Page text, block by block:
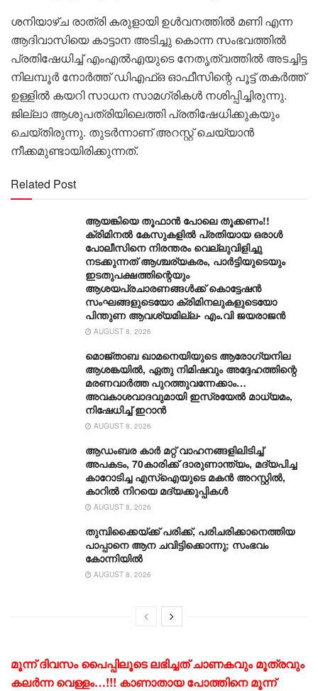
ശനിയാഴ്ച രാത്രി കരുളായി ഉൾവനത്തിൽ മണി എന്ന
ആദിവാസിയെ കാട്ടാന അടിച്ചു കൊന്ന സംഭവത്തിൽ
പ്രതിഷേധിച്ച് എംഎൽഎയുടെ നേതൃത്വത്തിൽ അടച്ചിട്ട
നിലമ്പൂർ നോർത്ത് ഡിഎഫ്ഒ ഓഫീസിന്റെ പൂട്ട് തകർത്ത്
ഉള്ളിൽ കയറി സാധന സാമഗ്രികൾ നശിപ്പിച്ചിരുന്നു.
ജില്ലാ ആശുപത്രിയിലെത്തി പ്രതിഷേധിക്കുകയും
ചെയ്തിരുന്നു. തുടർന്നാണ് അറസ്റ്റ് ചെയ്യാൻ
നീക്കമുണ്ടായിരിക്കുന്നത്.
Related Post
ആയങ്കിയെ തൂഫാൻ പോലെ തൂക്കണം!!
ക്രിമിനൽ കേസുകളിൽ പ്രതിയായ ഒരാൾ
പോലീസിനെ നിരന്തരം വെല്ലുവിളിച്ചു
നടക്കുന്നത് ആശ്ചര്യകരം, പാർട്ടിയുടെയും
ഇടതുപക്ഷത്തിന്റെയും
ആശയപ്രചാരണങ്ങൾക്ക് കൊട്ടേഷൻ
സംഘങ്ങളുടെയോ ക്രിമിനലുകളുടെയോ
പിന്തുണ ആവശ്യമില്ല- എം.വി ജയരാജൻ
AUGUST 8, 2026
മൊജ്താബ ഖാമനെയിയുടെ ആരോ​ഗ്യനില
ആശങ്കയിൽ, ഏതു നിമിഷവും അദ്ദേഹത്തിന്റെ
മരണവാർത്ത പുറത്തുവന്നേക്കാം…
അവകാശവാദവുമായി ഇസ്രയേൽ മാധ്യമം,
നിഷേധിച്ച് ഇറാൻ
AUGUST 8, 2026
ആഡംബര കാര്‍ മറ്റ് വാഹനങ്ങളിലിടിച്ച്
അപകടം, 70കാരിക്ക് ദാരുണാന്ത്യം, മദ്യപിച്ച
കാറോടിച്ച എസ്ഐയുടെ മകന്‍ അറസ്റ്റില്‍,
കാറില്‍ നിറയെ മദ്യക്കുപ്പികള്‍
AUGUST 8, 2026
തുമ്പിക്കൈയ്ക്ക് പരിക്ക്, പരിചരിക്കാനെത്തിയ
പാപ്പാനെ ആന ചവിട്ടിക്കൊന്നു; സംഭവം
കോന്നിയിൽ
AUGUST 8, 2026
മൂന്ന് ദിവസം പൈപ്പിലൂടെ ലഭിച്ചത് ചാണകവും മൂത്രവും
കലർന്ന വെള്ളം…!!! കാണാതായ പോത്തിനെ മൂന്ന്